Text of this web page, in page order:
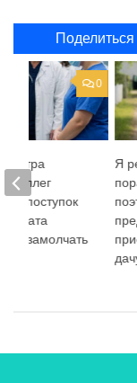
Я
0
коллег
но поступок
замолчать